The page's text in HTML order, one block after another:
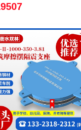
产厂家 建筑摩擦隔震